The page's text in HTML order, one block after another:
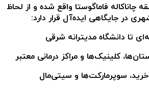
چاناکاله فاماگوستا واقع شده و از لحاظ
در جایگاهی ایده‌آل قرار دارد:
تا دانشگاه مدیترانه شرقی
کلینیک‌ها و مراکز درمانی معتبر
خرید، سوپرمارکت‌ها و سیتی‌مال